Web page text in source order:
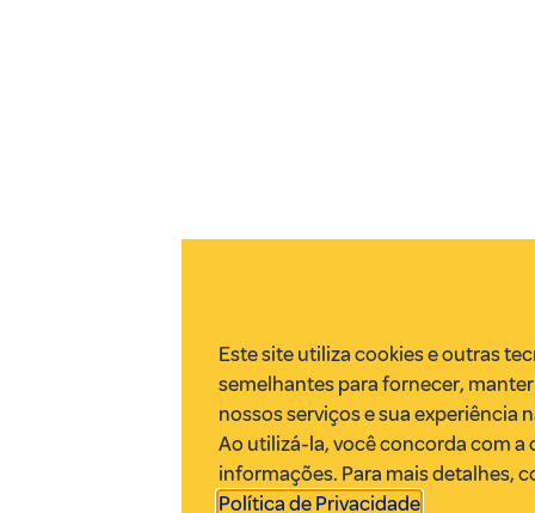
Este site utiliza cookies e outras
semelhantes para fornecer,
nossos serviços e sua experiência
Ao utilizá-la, você concorda com a
informações. Para mais detalhes,
Política de Privacidade.